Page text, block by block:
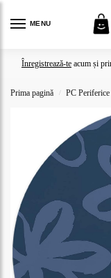
MENU
Înregistrează-te acum și
Prima pagină / PC